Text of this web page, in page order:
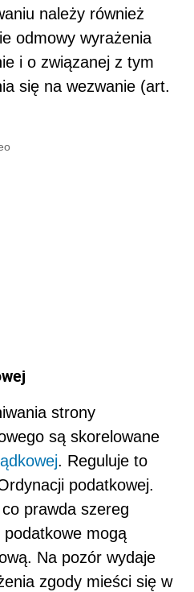
należy również
odmowy wyrażenia
i o związanej z tym
się na wezwanie (art.
strony
są skorelowane
. Reguluje to
podatkowej.
prawda szereg
mogą
Na pozór wydaje
zgody mieści się w